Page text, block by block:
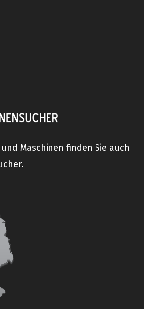
Maschinen finden Sie auch